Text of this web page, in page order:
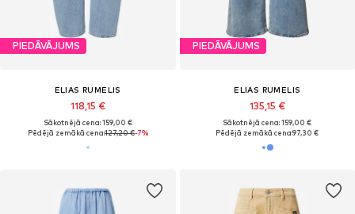
PIEDĀVĀJUMS
ELIAS RUMELIS
118,15 €
Sākotnējā cena: 159,00 €
Pēdējā zemākā cena:127,20 €-7%
PIEDĀVĀJUMS
ELIAS RUMELIS
135,15 €
Sākotnējā cena: 159,00 €
Pēdējā zemākā cena:97,30 €